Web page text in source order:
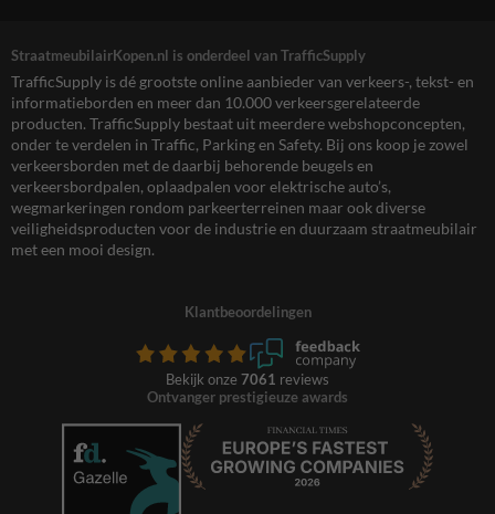
StraatmeubilairKopen.nl is onderdeel van TrafficSupply
TrafficSupply is dé grootste online aanbieder van verkeers-, tekst- en
informatieborden en meer dan 10.000 verkeersgerelateerde
producten. TrafficSupply bestaat uit meerdere webshopconcepten,
onder te verdelen in Traffic, Parking en Safety. Bij ons koop je zowel
verkeersborden met de daarbij behorende beugels en
verkeersbordpalen, oplaadpalen voor elektrische auto’s,
wegmarkeringen rondom parkeerterreinen maar ook diverse
veiligheidsproducten voor de industrie en duurzaam straatmeubilair
met een mooi design.
Klantbeoordelingen
Bekijk onze 7061 reviews
Ontvanger prestigieuze awards